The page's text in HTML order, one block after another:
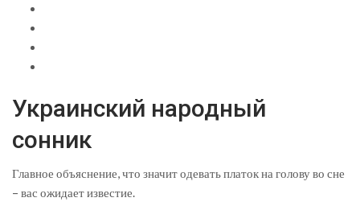
Украинский народный
сонник
Главное объяснение, что значит одевать платок на голову во сне
– вас ожидает известие.